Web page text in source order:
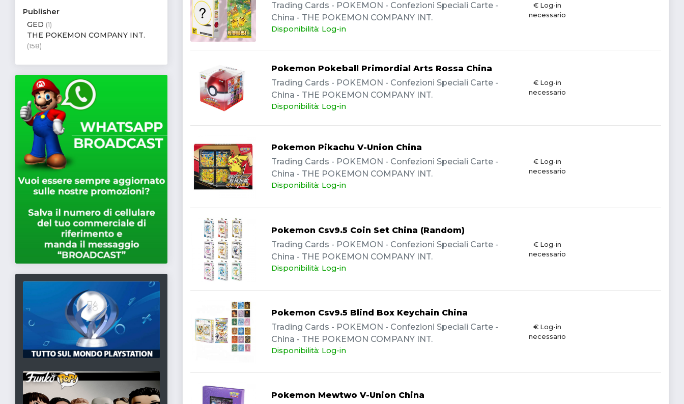
Publisher
GED (1)
THE POKEMON COMPANY INT.
(158)
Trading Cards - POKEMON - Confezioni Speciali Carte -
China - THE POKEMON COMPANY INT.
Disponibilità: Log-in
€ Log-in
necessario
Pokemon Pokeball Primordial Arts Rossa China
Trading Cards - POKEMON - Confezioni Speciali Carte -
China - THE POKEMON COMPANY INT.
Disponibilità: Log-in
€ Log-in
necessario
Pokemon Pikachu V-Union China
Trading Cards - POKEMON - Confezioni Speciali Carte -
China - THE POKEMON COMPANY INT.
Disponibilità: Log-in
€ Log-in
necessario
Pokemon Csv9.5 Coin Set China (Random)
Trading Cards - POKEMON - Confezioni Speciali Carte -
China - THE POKEMON COMPANY INT.
Disponibilità: Log-in
€ Log-in
necessario
Pokemon Csv9.5 Blind Box Keychain China
Trading Cards - POKEMON - Confezioni Speciali Carte -
China - THE POKEMON COMPANY INT.
Disponibilità: Log-in
€ Log-in
necessario
Pokemon Mewtwo V-Union China